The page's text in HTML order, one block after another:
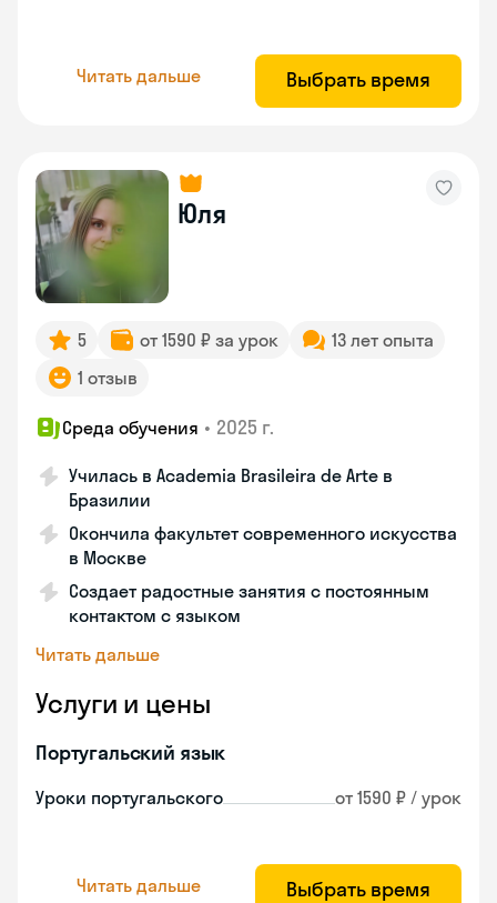
Читать дальше Выбрать время
Юля
5 от 1590 ₽ за урок
13 лет опыта
1 отзыв
Среда обучения • 2025 г.
Училась в Academia Brasileira de Arte в
Бразилии
Окончила факультет современного искусства
в Москве
Создает радостные занятия с постоянным
контактом с языком
Читать дальше
Услуги и цены
Португальский язык
Уроки португальского от 1590 ₽ / урок
Читать дальше Выбрать время